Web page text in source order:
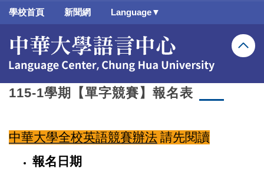
跳
要
容
區
學校首頁 新聞網 Language▼
115-1學期【單字競賽】報名表
中華大學全校英語競賽辦法 請先閱讀
報名日期